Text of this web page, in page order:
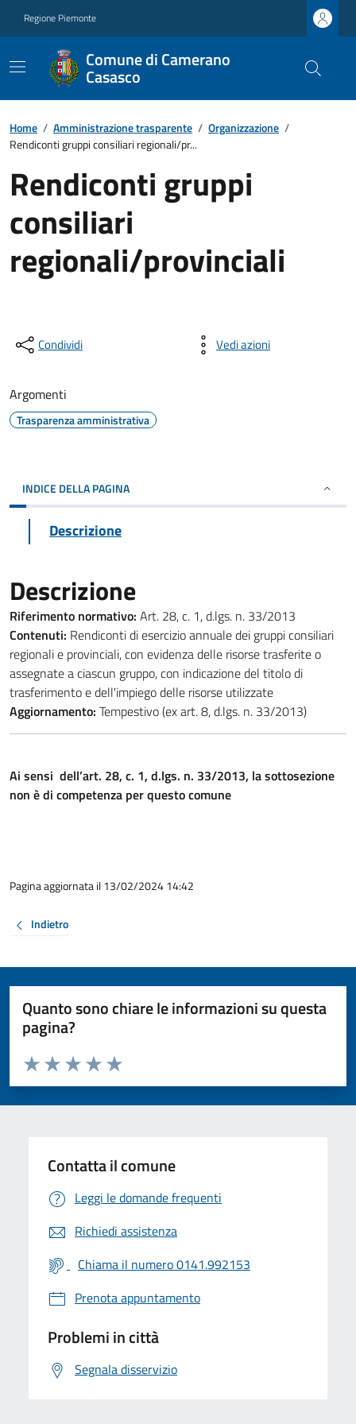
Regione Piemonte
Comune di Camerano
Casasco
Home / Amministrazione trasparente / Organizzazione /
Rendiconti gruppi consiliari regionali/pr...
Rendiconti gruppi
consiliari
regionali/provinciali
Condividi Vedi azioni
Argomenti
Trasparenza amministrativa
INDICE DELLA PAGINA
Descrizione
Descrizione
Riferimento normativo: Art. 28, c. 1, d.lgs. n. 33/2013
Contenuti: Rendiconti di esercizio annuale dei gruppi consiliari
regionali e provinciali, con evidenza delle risorse trasferite o
assegnate a ciascun gruppo, con indicazione del titolo di
trasferimento e dell'impiego delle risorse utilizzate
Aggiornamento: Tempestivo (ex art. 8, d.lgs. n. 33/2013)
Ai sensi dell’art. 28, c. 1, d.lgs. n. 33/2013, la sottosezione
non è di competenza per questo comune
Pagina aggiornata il 13/02/2024 14:42
Indietro
Quanto sono chiare le informazioni su questa
pagina?
Valuta da 1 a 5 stelle la pagina
Valuta 5 stelle su 5
Valuta 4 stelle su 5
Valuta 3 stelle su 5
Valuta 2 stelle su 5
Valuta 1 stelle su 5
Contatta il comune
Leggi le domande frequenti
Richiedi assistenza
Chiama il numero 0141.992153
Prenota appuntamento
Problemi in città
Segnala disservizio